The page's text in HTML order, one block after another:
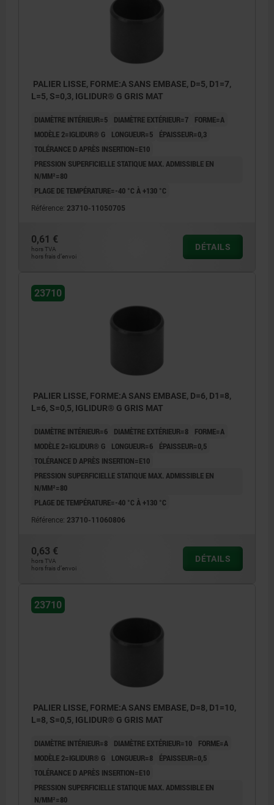
PALIER LISSE, FORME:A SANS EMBASE, D=5, D1=7,
L=5, S=0,3, IGLIDUR® G GRIS MAT
DIAMÈTRE INTÉRIEUR=5 DIAMÈTRE EXTÉRIEUR=7
FORME=A
MODÈLE 2=IGLIDUR® G
LONGUEUR=5
ÉPAISSEUR=0,3
TOLÉRANCE D APRÈS INSERTION=E10
PRESSION SUPERFICIELLE STATIQUE MAX. ADMISSIBLE EN
N/MM²=80
PLAGE DE TEMPÉRATURE=-40 °C À +130 °C
Référence: 23710-11050705
0,61 €
hors TVA
hors frais d’envoi
DÉTAILS
23710
PALIER LISSE, FORME:A SANS EMBASE, D=6, D1=8,
L=6, S=0,5, IGLIDUR® G GRIS MAT
DIAMÈTRE INTÉRIEUR=6 DIAMÈTRE EXTÉRIEUR=8
FORME=A
MODÈLE 2=IGLIDUR® G
LONGUEUR=6
ÉPAISSEUR=0,5
TOLÉRANCE D APRÈS INSERTION=E10
PRESSION SUPERFICIELLE STATIQUE MAX. ADMISSIBLE EN
N/MM²=80
PLAGE DE TEMPÉRATURE=-40 °C À +130 °C
Référence: 23710-11060806
0,63 €
hors TVA
hors frais d’envoi
DÉTAILS
23710
PALIER LISSE, FORME:A SANS EMBASE, D=8, D1=10,
L=8, S=0,5, IGLIDUR® G GRIS MAT
DIAMÈTRE INTÉRIEUR=8 DIAMÈTRE EXTÉRIEUR=10
FORME=A
MODÈLE 2=IGLIDUR® G
LONGUEUR=8
ÉPAISSEUR=0,5
TOLÉRANCE D APRÈS INSERTION=E10
PRESSION SUPERFICIELLE STATIQUE MAX. ADMISSIBLE EN
N/MM²=80